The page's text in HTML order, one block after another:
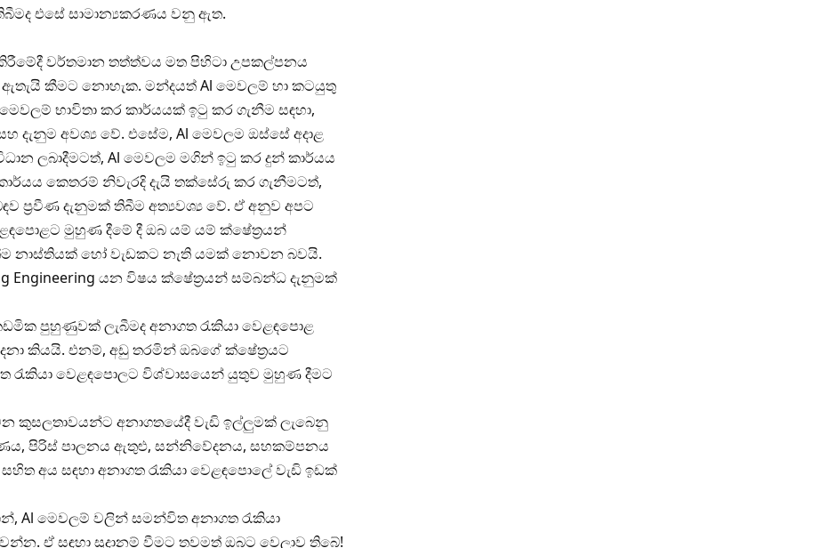
එසේ සාමාන්‍යකරණය වනු ඇත.
වර්තමාන තත්ත්වය මත පිහිටා උපකල්පනය
කීමට නොහැක. මන්දයත් Al මෙවලම් හා කටයුතු
භාවිතා කර කාර්යයක් ඉටු කර ගැනීම සඳහා,
දැනුම අවශ්‍ය වේ. එසේම, Al මෙවලම ඔස්සේ අදාළ
ලබාදීමටත්, Al මෙවලම මගින් ඉටු කර දුන් කාර්යය
කෙතරම් නිවැරදි දැයි තක්සේරු කර ගැනීමටත්,
ප්‍රවීණ දැනුමක් තිබීම අත්‍යවශ්‍ය වේ. ඒ අනුව අපට
මුහුණ දීමේ දී ඔබ යම් යම් ක්ෂේත්‍රයන්
නාස්තියක් හෝ වැඩකට නැති යමක් නොවන බවයි.
Engineering යන විෂය ක්ෂේත්‍රයන් සම්බන්ධ දැනුමක්
පුහුණුවක් ලැබීමද අනාගත රැකියා වෙළඳපොළ
කියයි. එනම්, අඩු තරමින් ඔබගේ ක්ෂේත්‍රයට
වෙළඳපොලට විශ්වාසයෙන් යුතුව මුහුණ දීමට
අනාගතයේදී වැඩි ඉල්ලුමක් ලැබෙනු
පිරිස් පාලනය ඇතුළු, සන්නිවේදනය, සහකම්පනය
අය සඳහා අනාගත රැකියා වෙළඳපොලේ වැඩි ඉඩක්
මෙවලම් වලින් සමන්විත අනාගත රැකියා
ඒ සඳහා සූදානම් වීමට තවමත් ඔබට වෙලාව තිබේ!